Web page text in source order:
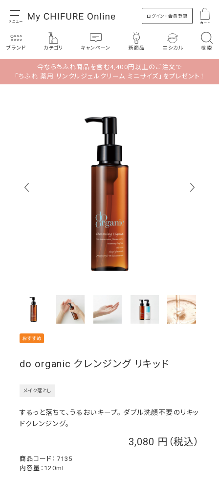
ログイン・会員登録
カート
ブランド カテゴリ キャンペーン 新商品 エシカル 検索
今ならちふれ商品を含む4,400円以上のご注文で
「ちふれ 薬用 リンクルジェルクリーム ミニサイズ」をプレゼント！
do organic クレンジング リキッド
メイク落とし
3,080
7135
するっと落ちて、うるおいキープ。 ダブル洗顔不要のリキッ
ドクレンジング。
内容量：120mL